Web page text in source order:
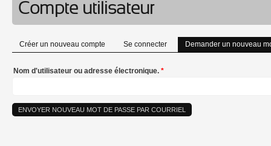
Compte utilisateur
Onglets principaux
Créer un nouveau compte Se connecter Demander un nouveau
Nom d'utilisateur ou adresse électronique. *